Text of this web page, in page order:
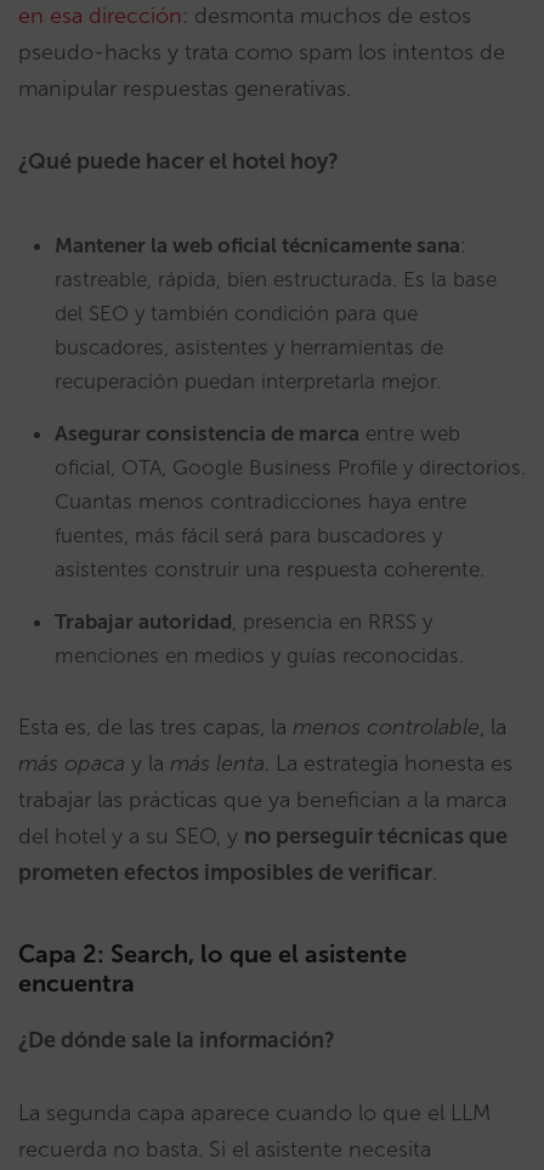
en esa dirección: desmonta muchos de estos
pseudo-hacks y trata como spam los intentos de
manipular respuestas generativas.
¿Qué puede hacer el hotel hoy?
Mantener la web oficial técnicamente sana:
rastreable, rápida, bien estructurada. Es la base
del SEO y también condición para que
buscadores, asistentes y herramientas de
recuperación puedan interpretarla mejor.
Asegurar consistencia de marca entre web
oficial, OTA, Google Business Profile y directorios.
Cuantas menos contradicciones haya entre
fuentes, más fácil será para buscadores y
asistentes construir una respuesta coherente.
Trabajar autoridad , presencia en RRSS y
menciones en medios y guías reconocidas.
Esta es, de las tres capas, la menos controlable, la
más opaca y la más lenta. La estrategia honesta es
trabajar las prácticas que ya benefician a la marca
del hotel y a su SEO, y no perseguir técnicas que
prometen efectos imposibles de verificar.
Capa 2: Search, lo que el asistente
encuentra
¿De dónde sale la información?
La segunda capa aparece cuando lo que el LLM
recuerda no basta. Si el asistente necesita